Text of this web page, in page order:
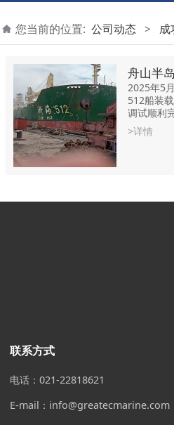
您当前的位置: 公司动态 > 成
2025年5
512船装
调试顺利
>详情
联系方式
电话：021-22818621
E-mail：info@greatecmarine.com